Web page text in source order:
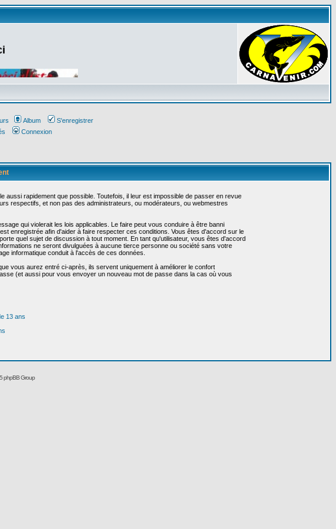
Album
S'enregistrer
Connexion
rapidement que possible. Toutefois, il leur est impossible de passer en revue
respectifs, et non pas des administrateurs, ou modérateurs, ou webmestres
qui violerait les lois applicables. Le faire peut vous conduire à être banni
enregistrée afin d'aider à faire respecter ces conditions. Vous êtes d'accord sur le
quel sujet de discussion à tout moment. En tant qu'utilisateur, vous êtes d'accord
ne seront divulguées à aucune tierce personne ou société sans votre
informatique conduit à l'accès de ces données.
vous aurez entré ci-après, ils servent uniquement à améliorer le confort
(et aussi pour vous envoyer un nouveau mot de passe dans la cas où vous
13 ans
phpBB Group